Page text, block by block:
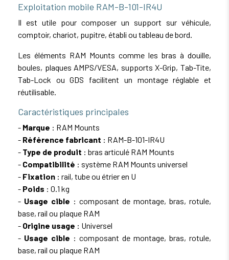
Exploitation mobile RAM-B-101-IR4U
Il est utile pour composer un support sur véhicule,
comptoir, chariot, pupitre, établi ou tableau de bord.
Les éléments RAM Mounts comme les bras à douille,
boules, plaques AMPS/VESA, supports X-Grip, Tab-Tite,
Tab-Lock ou GDS facilitent un montage réglable et
réutilisable.
Caractéristiques principales
- Marque : RAM Mounts
- Référence fabricant : RAM-B-101-IR4U
- Type de produit : bras articulé RAM Mounts
- Compatibilité : système RAM Mounts universel
- Fixation : rail, tube ou étrier en U
- Poids : 0.1 kg
- Usage cible : composant de montage, bras, rotule,
base, rail ou plaque RAM
- Origine usage : Universel
- Usage cible : composant de montage, bras, rotule,
base, rail ou plaque RAM